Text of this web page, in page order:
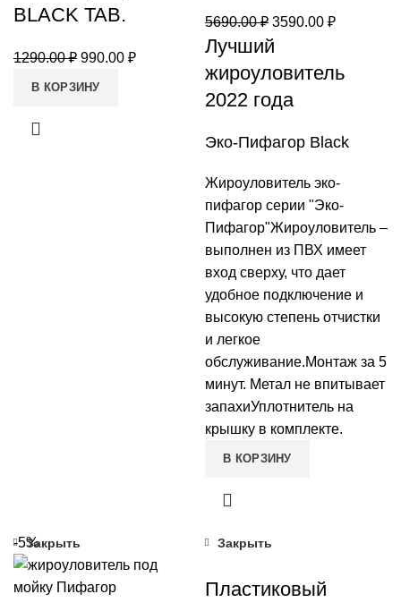
BLACK TAB.
1290.00₽ Первоначальная
цена
990.00 ₽Текущая
В КОРЗИНУ
5690.00₽ Первоначальная
цена
составляла
3590.00 ₽Текущая
3590.00 ₽.
Лучший
жироуловитель
2022 года
Эко-Пифагор Black
Жироуловитель эко-
пифагор серии "Эко-
Пифагор"Жироуловитель –
выполнен из ПВХ имеет
вход сверху, что дает
удобное подключение и
высокую степень отчистки
и легкое
обслуживание.Монтаж за 5
минут. Метал не впитывает
запахиУплотнитель на
крышку в комплекте.
В КОРЗИНУ
-5%Закрыть Закрыть
Пластиковый